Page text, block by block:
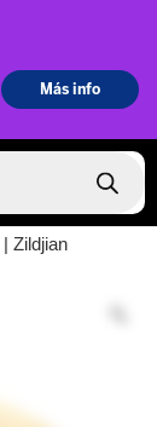
Zildjian